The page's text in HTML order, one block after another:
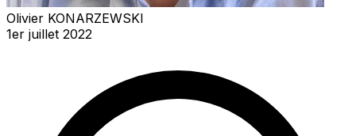
Olivier KONARZEWSKI
1er juillet 2022